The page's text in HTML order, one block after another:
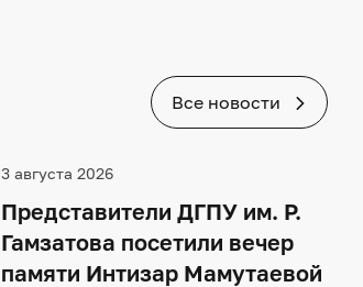
Все новости
3 августа 2026
Представители ДГПУ им. Р.
Гамзатова посетили вечер
памяти Интизар Мамутаевой